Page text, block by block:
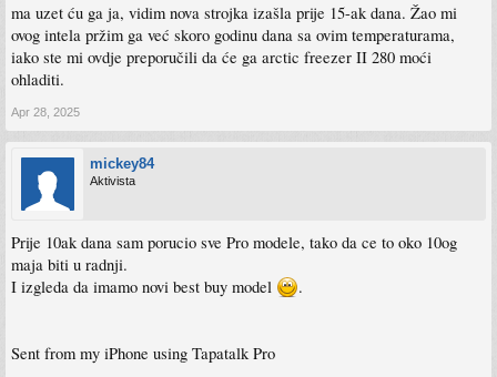
ma uzet ću ga ja, vidim nova strojka izašla prije 15-ak dana. Žao mi
ovog intela pržim ga već skoro godinu dana sa ovim temperaturama,
iako ste mi ovdje preporučili da će ga arctic freezer II 280 moći
ohladiti.
Apr 28, 2025
mickey84
Aktivista
Prije 10ak dana sam porucio sve Pro modele, tako da ce to oko 10og
maja biti u radnji.
I izgleda da imamo novi best buy model
.
Sent from my iPhone using Tapatalk Pro